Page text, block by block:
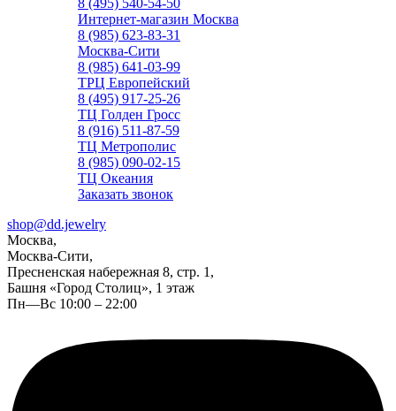
8 (495) 540-54-50
Интернет-магазин Москва
8 (985) 623-83-31
Москва-Сити
8 (985) 641-03-99
ТРЦ Европейский
8 (495) 917-25-26
ТЦ Голден Гросс
8 (916) 511-87-59
ТЦ Метрополис
8 (985) 090-02-15
ТЦ Океания
Заказать звонок
shop@dd.jewelry
Москва,
Москва-Сити,
Пресненская набережная 8, стр. 1,
Башня «Город Столиц», 1 этаж
Пн—Вс 10:00 – 22:00